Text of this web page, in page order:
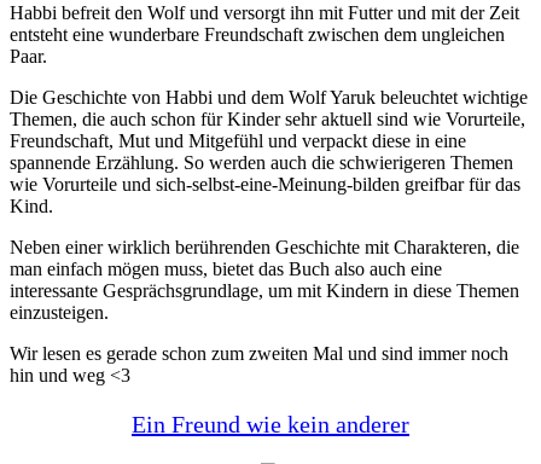
Habbi befreit den Wolf und versorgt ihn mit Futter und mit der Zeit
entsteht eine wunderbare Freundschaft zwischen dem ungleichen
Paar.
Die Geschichte von Habbi und dem Wolf Yaruk beleuchtet wichtige
Themen, die auch schon für Kinder sehr aktuell sind wie Vorurteile,
Freundschaft, Mut und Mitgefühl und verpackt diese in eine
spannende Erzählung. So werden auch die schwierigeren Themen
wie Vorurteile und sich-selbst-eine-Meinung-bilden greifbar für das
Kind.
Neben einer wirklich berührenden Geschichte mit Charakteren, die
man einfach mögen muss, bietet das Buch also auch eine
interessante Gesprächsgrundlage, um mit Kindern in diese Themen
einzusteigen.
Wir lesen es gerade schon zum zweiten Mal und sind immer noch
hin und weg <3
Ein Freund wie kein anderer